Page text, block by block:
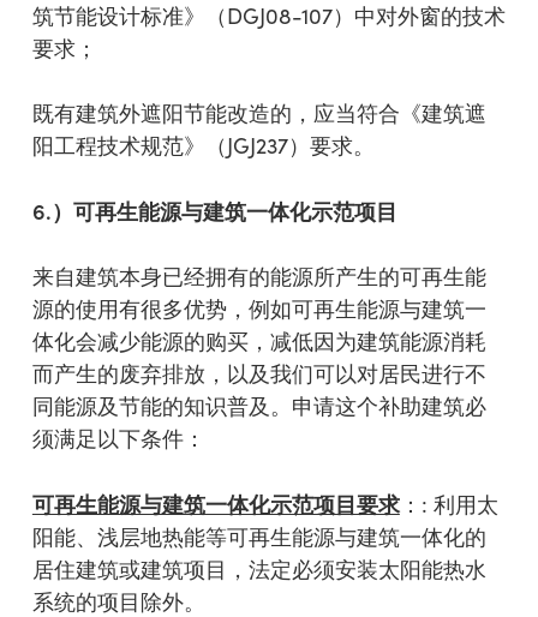
筑节能设计标准》（DGJ08-107）中对外窗的技术
要求；
既有建筑外遮阳节能改造的，应当符合《建筑遮
阳工程技术规范》（JGJ237）要求。
6.）可再生能源与建筑一体化示范项目
来自建筑本身已经拥有的能源所产生的可再生能
源的使用有很多优势，例如可再生能源与建筑一
体化会减少能源的购买，减低因为建筑能源消耗
而产生的废弃排放，以及我们可以对居民进行不
同能源及节能的知识普及。申请这个补助建筑必
须满足以下条件：
可再生能源与建筑一体化示范项目要求：: 利用太
阳能、浅层地热能等可再生能源与建筑一体化的
居住建筑或建筑项目，法定必须安装太阳能热水
系统的项目除外。